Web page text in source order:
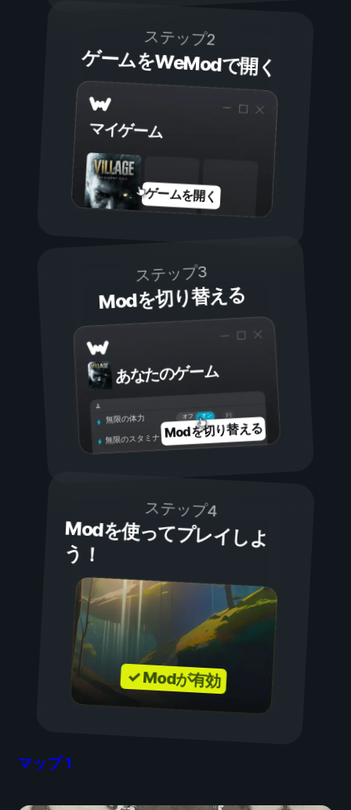
ステップ2
ゲームをWeModで開く
マイゲーム
ゲームを開く
ステップ3
Modを切り替える
あなたのゲーム
オン
オフ
無限の体力
無限のスタミナ Modを切り替える
ステップ4
Modを使ってプレイしよ
う！
✓ Modが有効
マップ1